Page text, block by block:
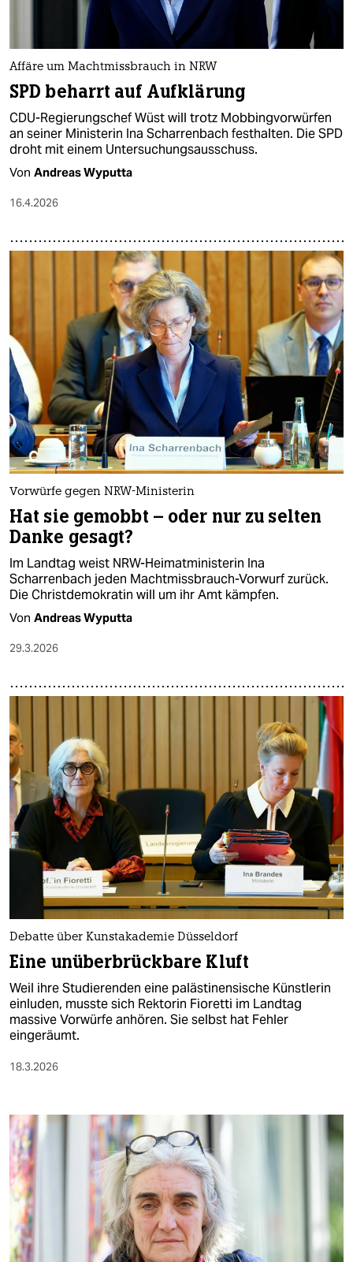
Affäre um Machtmissbrauch in NRW
SPD beharrt auf Aufklärung
CDU-Regierungschef Wüst will trotz Mobbingvorwürfen
an seiner Ministerin Ina Scharrenbach festhalten. Die SPD
droht mit einem Untersuchungsausschuss.
Von Andreas Wyputta
16.4.2026
Vorwürfe gegen NRW-Ministerin
Hat sie gemobbt – oder nur zu selten
Danke gesagt?
Im Landtag weist NRW-Heimatministerin Ina
Scharrenbach jeden Machtmissbrauch-Vorwurf zurück.
Die Christdemokratin will um ihr Amt kämpfen.
Von Andreas Wyputta
29.3.2026
Debatte über Kunstakademie Düsseldorf
Eine unüberbrückbare Kluft
Weil ihre Studierenden eine palästinensische Künstlerin
einluden, musste sich Rektorin Fioretti im Landtag
massive Vorwürfe anhören. Sie selbst hat Fehler
eingeräumt.
18.3.2026